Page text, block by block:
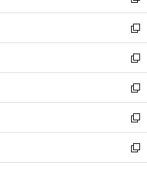
開
く
ウ
で
開
く
ン
ド
ウ
で
開
く
ウ
ィ
ン
ド
ウ
で
開
く
し
い
ウ
ィ
ン
ド
ウ
で
開
く
新
し
い
ウ
ィ
ン
ド
ウ
で
開
新
し
い
ウ
ィ
ン
ド
ウ
新
し
い
ウ
ィ
ン
新
し
い
ウ
新
し